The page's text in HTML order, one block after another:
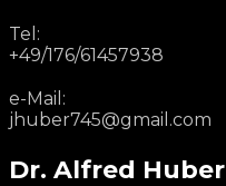
Tel:
+49/176/61457938
e-Mail:
jhuber745@gmail.com
Dr. Alfred Huber